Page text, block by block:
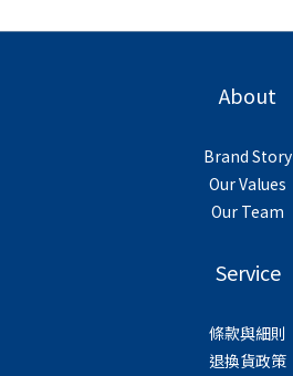
About
Brand Story
Our Values
Our Team
Service
條款與細則
退換貨政策